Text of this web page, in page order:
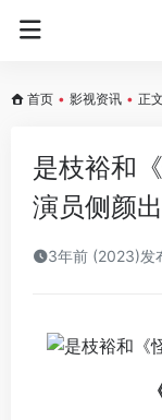
首页 • 影视资讯 • 正文
是枝裕和
演员侧颜
3年前 (2023)发